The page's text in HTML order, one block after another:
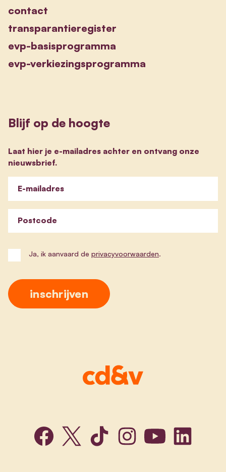
contact
transparantieregister
evp-basisprogramma
evp-verkiezingsprogramma
Blijf op de hoogte
Laat hier je e-mailadres achter en ontvang onze
nieuwsbrief.
E-mailadres
Postcode
Ja, ik aanvaard de privacyvoorwaarden.